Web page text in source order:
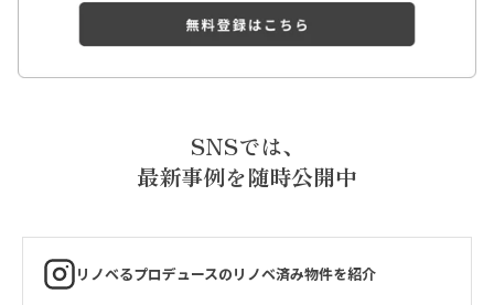
SNSでは、
最新事例を随時公開中
リノベるプロデュースのリノベ済み物件を紹介